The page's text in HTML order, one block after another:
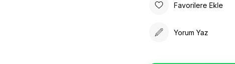
Favorilere Ekle
Yorum Yaz